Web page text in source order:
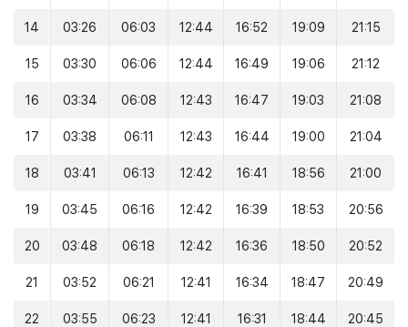
14 03:26 06:03 12:44 16:52 19:09 21:15
15 03:30 06:06 12:44 16:49 19:06 21:12
16 03:34 06:08 12:43 16:47 19:03 21:08
17 03:38 06:11 12:43 16:44 19:00 21:04
18 03:41 06:13 12:42 16:41 18:56 21:00
19 03:45 06:16 12:42 16:39 18:53 20:56
20 03:48 06:18 12:42 16:36 18:50 20:52
21 03:52 06:21 12:41 16:34 18:47 20:49
22 03:55 06:23 12:41 16:31 18:44 20:45